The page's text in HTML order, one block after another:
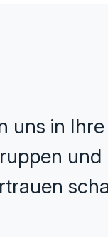
uns in Ihre
und